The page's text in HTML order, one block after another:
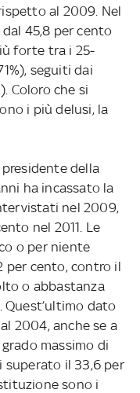
al 2009. Nel
45,8 per cento
forte tra i 25-
seguiti dai
Coloro che si
i più delusi, la
della
ha incassato la
nel 2009,
nel 2011. Le
o per niente
per cento, contro il
o abbastanza
Quest’ultimo dato
2004, anche se a
massimo di
superato il 33,6 per
sono i